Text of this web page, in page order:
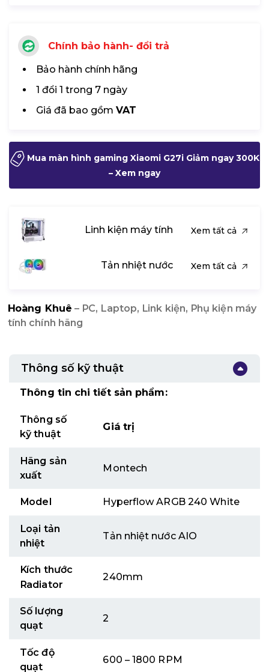
Chính bảo hành- đổi trả
Bảo hành chính hãng
1 đổi 1 trong 7 ngày
Giá đã bao gồm VAT
Mua màn hình gaming Xiaomi G27i Giảm ngay 300K
– Xem ngay
Linh kiện máy tính Xem tất cả
Tản nhiệt nước Xem tất cả
Hoàng Khuê – PC, Laptop, Link kiện, Phụ kiện máy
tính chính hãng
Thông số kỹ thuật
Thông tin chi tiết sản phẩm:
Thông số
kỹ thuật
Giá trị
Hãng sản
xuất
Montech
Model Hyperflow ARGB 240 White
Loại tản
nhiệt
Tản nhiệt nước AIO
Kích thước
Radiator
240mm
Số lượng
quạt
2
Tốc độ
quạt
600 – 1800 RPM